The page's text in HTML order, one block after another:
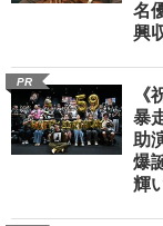
名
興
PR
《
暴
助
爆
輝